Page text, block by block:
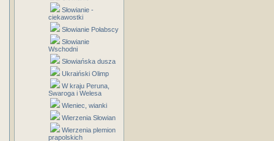
Słowianie -
ciekawostki
Słowianie Połabscy
Słowianie
Wschodni
Słowiańska dusza
Ukraiński Olimp
W kraju Peruna,
Swaroga i Welesa
Wieniec, wianki
Wierzenia Słowian
Wierzenia plemion
prapolskich